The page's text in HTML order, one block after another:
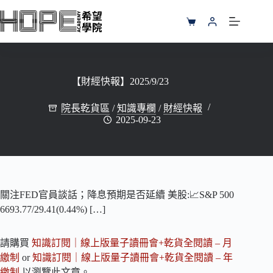
至
購
物
【財經快報】2025/9/23
院長乾貨區 /知識專欄 / 財經快報
2025-09-23
關注FED官員談話；降息預期是否延續 美股:📈S&P 500
6693.77/29.41(0.44%) […]
請購買 知識訂閱｜線上版量子讀冊會+乾貨全閱讀 – 月
繳制 or知識訂閱｜線上版量子讀冊會+乾貨全閱讀 – 年